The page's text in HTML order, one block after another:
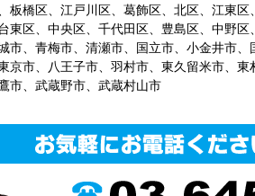
板橋区、江戸川区、葛飾区、北区、江東
東区、中央区、千代田区、豊島区、中野区
市、青梅市、清瀬市、国立市、小金井市、
京市、八王子市、羽村市、東久留米市、
市、武蔵野市、武蔵村山市